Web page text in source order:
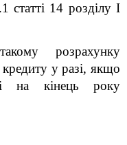
статті 14 розділу І
розрахунку
у разі, якщо
на кінець року